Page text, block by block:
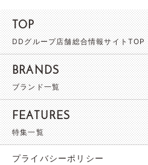
TOP
DDグループ店舗総合情報サイトTOP
BRANDS
ブランド一覧
FEATURES
特集一覧
プライバシーポリシー